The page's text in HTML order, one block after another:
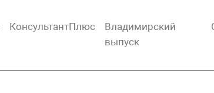
КонсультантПлюс
Владимирский
выпуск